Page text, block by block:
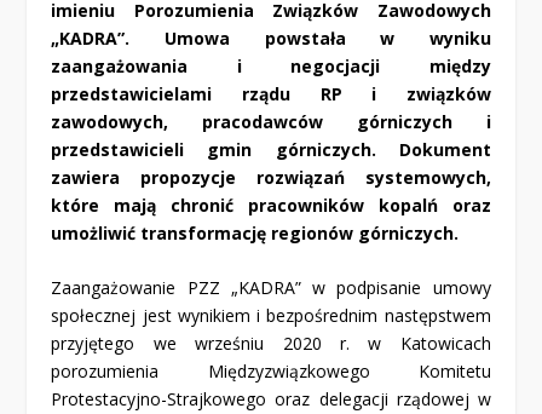
imieniu Porozumienia Związków Zawodowych
„KADRA”. Umowa powstała w wyniku
zaangażowania i negocjacji między
przedstawicielami rządu RP i związków
zawodowych, pracodawców górniczych i
przedstawicieli gmin górniczych. Dokument
zawiera propozycje rozwiązań systemowych,
które mają chronić pracowników kopalń oraz
umożliwić transformację regionów górniczych.
Zaangażowanie PZZ „KADRA” w podpisanie umowy
społecznej jest wynikiem i bezpośrednim następstwem
przyjętego we wrześniu 2020 r. w Katowicach
porozumienia Międzyzwiązkowego Komitetu
Protestacyjno-Strajkowego oraz delegacji rządowej w